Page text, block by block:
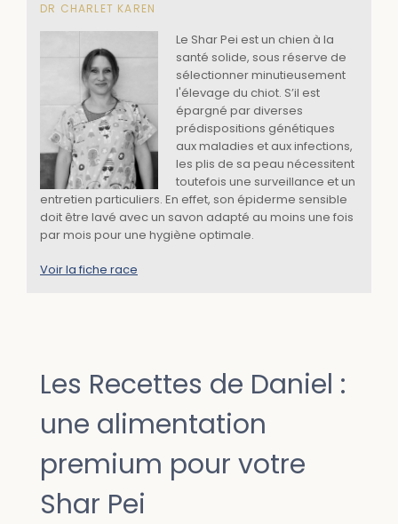
DR CHARLET KAREN
Le Shar Pei est un chien à la
santé solide, sous réserve de
sélectionner minutieusement
l'élevage du chiot. S’il est
épargné par diverses
prédispositions génétiques
aux maladies et aux infections,
les plis de sa peau nécessitent
toutefois une surveillance et un
entretien particuliers. En effet, son épiderme sensible
doit être lavé avec un savon adapté au moins une fois
par mois pour une hygiène optimale.
Voir la fiche race
Les Recettes de Daniel :
une alimentation
premium pour votre
Shar Pei